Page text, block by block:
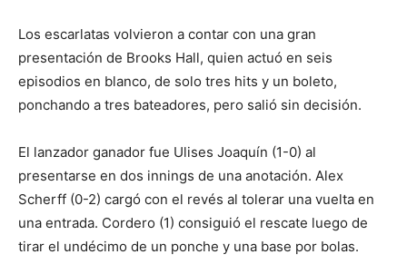
Los escarlatas volvieron a contar con una gran
presentación de Brooks Hall, quien actuó en seis
episodios en blanco, de solo tres hits y un boleto,
ponchando a tres bateadores, pero salió sin decisión.
El lanzador ganador fue Ulises Joaquín (1-0) al
presentarse en dos innings de una anotación. Alex
Scherff (0-2) cargó con el revés al tolerar una vuelta en
una entrada. Cordero (1) consiguió el rescate luego de
tirar el undécimo de un ponche y una base por bolas.